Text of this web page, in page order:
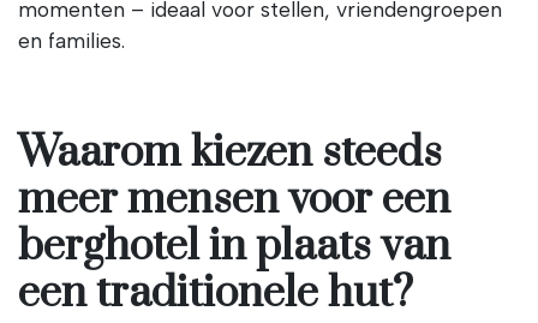
momenten – ideaal voor stellen, vriendengroepen
en families.
Waarom kiezen steeds
meer mensen voor een
berghotel in plaats van
een traditionele hut?